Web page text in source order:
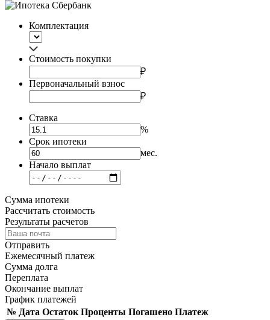
Комплектация
Стоимость покупки
₽
Первоначальный взнос
₽
Ставка
%
Срок ипотеки
мес.
Начало выплат
Сумма ипотеки
Рассчитать cтоимость
Результаты расчетов
Отправить
Ежемесячный платеж
Сумма долга
Переплата
Окончание выплат
График платежей
№ Дата Остаток Проценты Погашено Платеж